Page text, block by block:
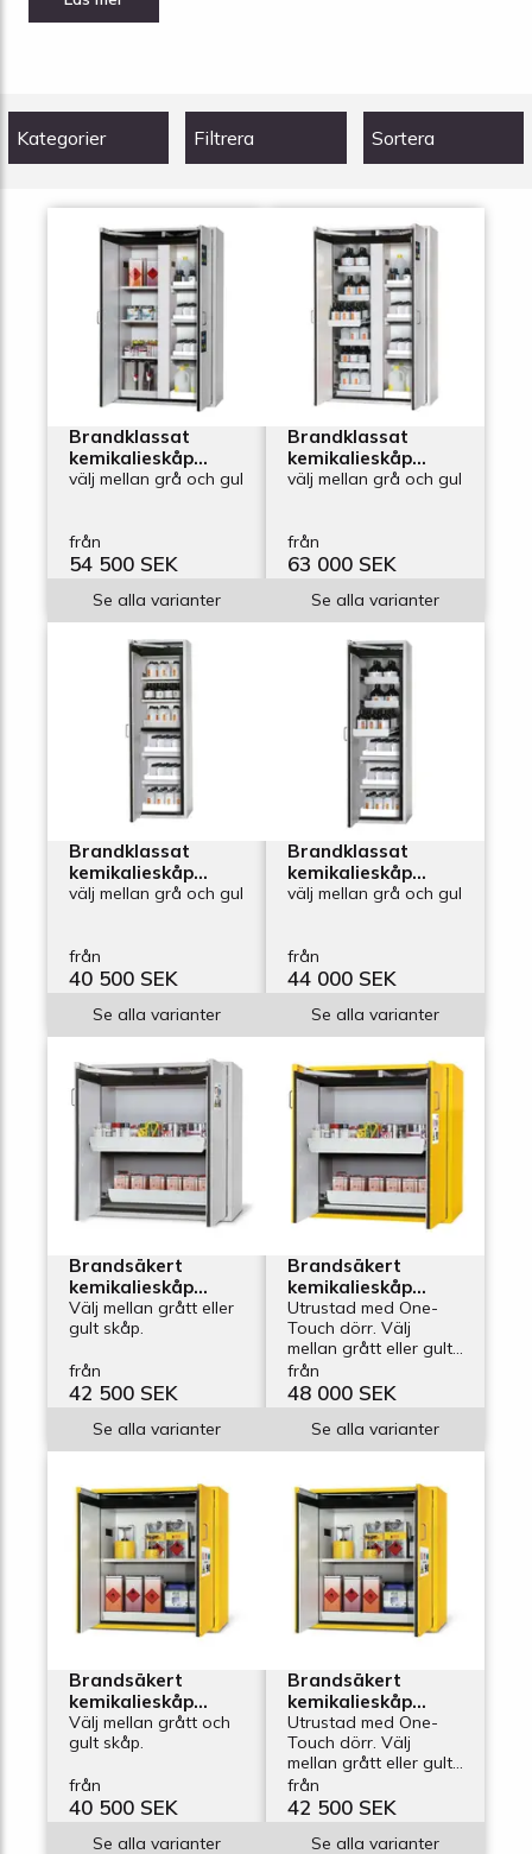
Kategorier Filtrera Sortera
Brandklassat
kemikalieskåp
Edition Kombi
och 3
uppsamlingskar
välj mellan grå och gul
från
54 500 SEK
Se alla varianter
Brandklassat
kemikalieskåp
Edition Kombi
utdragskar och 3
uppsamlingskar
välj mellan grå och gul
från
63 000 SEK
Se alla varianter
Brandklassat
kemikalieskåp
Edition Kombi 600-
uppsamlingskar
välj mellan grå och gul
från
40 500 SEK
Se alla varianter
Brandklassat
kemikalieskåp
Edition Kombi 600-
och 2 karbottnar
välj mellan grå och gul
från
44 000 SEK
Se alla varianter
Brandsäkert
kemikalieskåp
Edition G-1200-2-F,
bredd 1200 mm, 2
Välj mellan grått eller
gult skåp.
från
42 500 SEK
Se alla varianter
Brandsäkert
kemikalieskåp
Edition G-1200-2-
FP, bredd 1200 mm,
2 utdragskar
Utrustad med One-
Touch dörr. Välj
mellan grått eller gult
skåp.
från
48 000 SEK
Se alla varianter
Brandsäkert
kemikalieskåp
Edition G-1200-F,
bredd 1200 mm, 1
Välj mellan grått och
gult skåp.
från
40 500 SEK
Se alla varianter
Brandsäkert
kemikalieskåp
Edition G-1200-FP,
bredd 1200 mm, 1
hyllplan
Utrustad med One-
Touch dörr. Välj
mellan grått eller gult
skåp.
från
42 500 SEK
Se alla varianter